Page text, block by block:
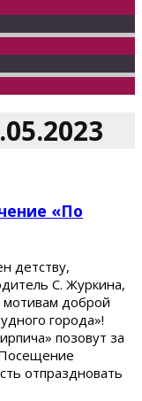
«По
детству,
С. Журкина,
мотивам доброй
города»!
позовут за
отпраздновать